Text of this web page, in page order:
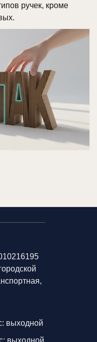
ручек, кроме
выходной
выходной